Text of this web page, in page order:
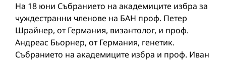
На 18 юни Събранието на академиците избра за
чуждестранни членове на БАН проф. Петер
Шрайнер, от Германия, византолог, и проф.
Андреас Бьорнер, от Германия, генетик.
Събранието на академиците избра и проф. Иван